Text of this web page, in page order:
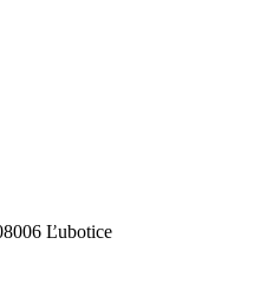
Ľubotice